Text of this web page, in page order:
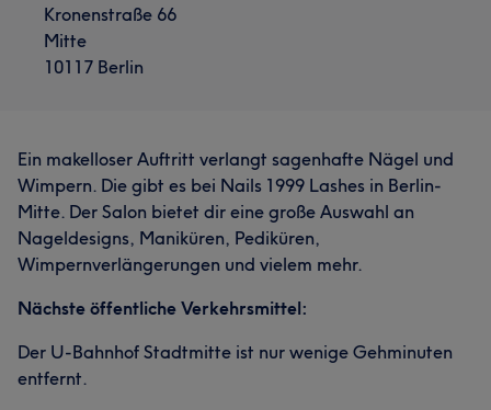
Kronenstraße 66
Mitte
10117 Berlin
Ein makelloser Auftritt verlangt sagenhafte Nägel und
Wimpern. Die gibt es bei Nails 1999 Lashes in Berlin-
Mitte. Der Salon bietet dir eine große Auswahl an
Nageldesigns, Maniküren, Pediküren,
Wimpernverlängerungen und vielem mehr.
Nächste öffentliche Verkehrsmittel:
Der U-Bahnhof Stadtmitte ist nur wenige Gehminuten
entfernt.